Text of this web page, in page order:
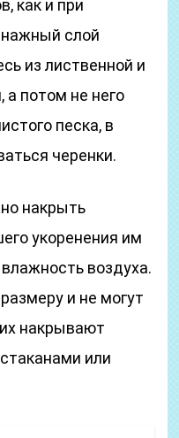
как и при
слой
из лиственной и
а потом не него
песка, в
черенки.
накрыть
укоренения им
воздуха.
и не могут
накрывают
или